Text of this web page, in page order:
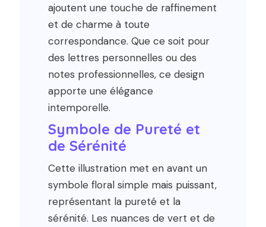
ajoutent une touche de raffinement
et de charme à toute
correspondance. Que ce soit pour
des lettres personnelles ou des
notes professionnelles, ce design
apporte une élégance
intemporelle.
Symbole de Pureté et
de Sérénité
Cette illustration met en avant un
symbole floral simple mais puissant,
représentant la pureté et la
sérénité. Les nuances de vert et de